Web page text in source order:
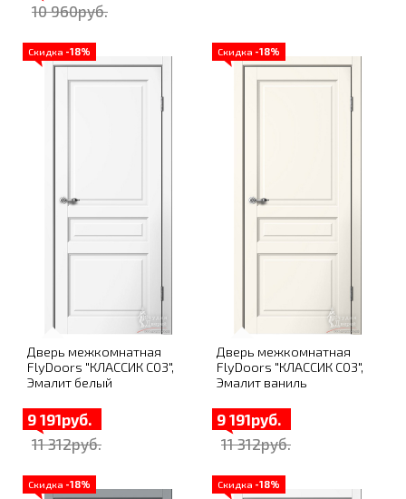
10 960руб.
Скидка -18%
Дверь межкомнатная
FlyDoors "КЛАССИК C03",
Эмалит белый
9 191руб.
11 312руб.
Скидка -18%
Дверь межкомнатная
FlyDoors "КЛАССИК C03",
Эмалит ваниль
9 191руб.
11 312руб.
Скидка -18% Скидка -18%